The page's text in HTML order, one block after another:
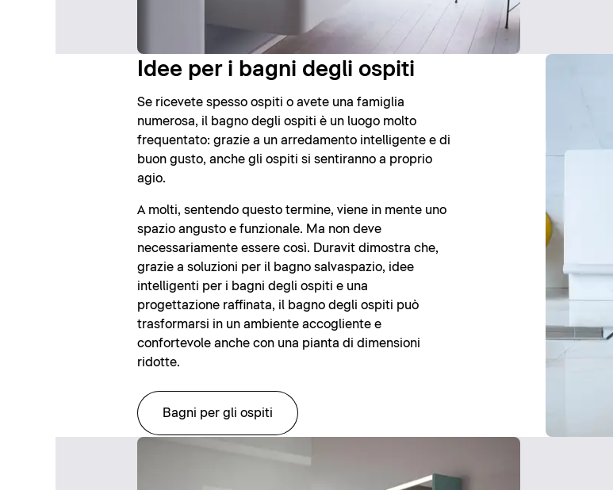
Idee per i bagni degli ospiti
Se ricevete spesso ospiti o avete una famiglia
numerosa, il bagno degli ospiti è un luogo molto
frequentato: grazie a un arredamento intelligente e di
buon gusto, anche gli ospiti si sentiranno a proprio
agio.
A molti, sentendo questo termine, viene in mente uno
spazio angusto e funzionale. Ma non deve
necessariamente essere così. Duravit dimostra che,
grazie a soluzioni per il bagno salvaspazio, idee
intelligenti per i bagni degli ospiti e una
progettazione raffinata, il bagno degli ospiti può
trasformarsi in un ambiente accogliente e
confortevole anche con una pianta di dimensioni
ridotte.
Bagni per gli ospiti